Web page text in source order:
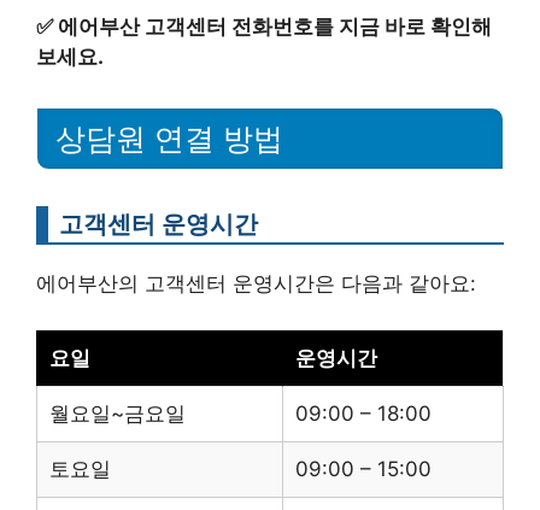
✅ 에어부산 고객센터 전화번호를 지금 바로 확인해
보세요.
상담원 연결 방법
고객센터 운영시간
에어부산의 고객센터 운영시간은 다음과 같아요:
요일 운영시간
월요일~금요일 09:00 – 18:00
토요일 09:00 – 15:00